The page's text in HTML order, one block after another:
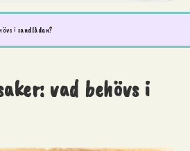
i sandlådan?
vad behövs i